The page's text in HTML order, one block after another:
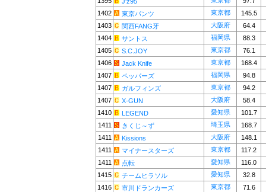
1402
東京パンツ 東京都
145.5
1403
関西FANG牙 大阪府
64.4
1404
サントス 福岡県
88.3
1405
S.C.JOY 東京都
76.1
1406
Jack Knife 東京都
168.4
1407
ペッパーズ 福岡県
94.8
1407
ガルフィンズ 東京都
94.2
1407
X-GUN 大阪府
58.4
1410
LEGEND 愛知県
101.7
1411
きくじ～ず 埼玉県
168.7
1411
Kissions 大阪府
148.1
1411
マイナースターズ 東京都
117.2
1411
点転 愛知県
116.0
1415
チームヒラソル 愛知県
32.8
1416
市川ドランカーズ 東京都
71.6